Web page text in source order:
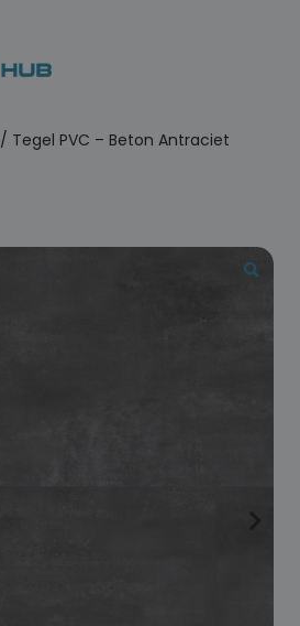
/ Tegel PVC – Beton Antraciet